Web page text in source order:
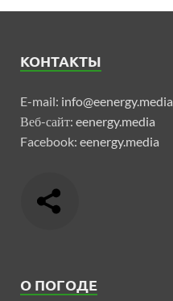
КОНТАКТЫ
E-mail: info@eenergy.media
Веб-сайт: eenergy.media
Facebook: eenergy.media
О ПОГОДЕ